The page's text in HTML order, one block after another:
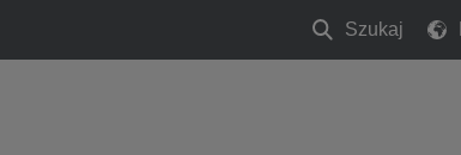
Szukaj
Szukaj